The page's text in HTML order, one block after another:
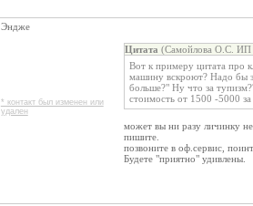
Эндже
* контакт был изменен или
удален
Цитата (Самойлова О.С. ИП
Вот к примеру цитата про
машину вскроют? Надо бы
больше?" Ну что за
стоимость от 1500 -5000
может вы ни разу личинку не
пишите.
позвоните в оф.сервис,
Будете "приятно" удивлены.